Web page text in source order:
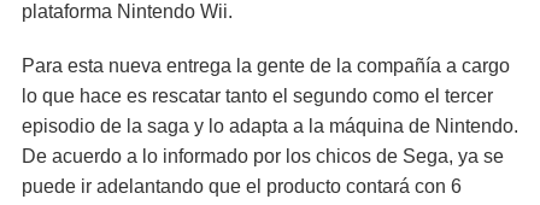
plataforma Nintendo Wii.
Para esta nueva entrega la gente de la compañía a cargo
lo que hace es rescatar tanto el segundo como el tercer
episodio de la saga y lo adapta a la máquina de Nintendo.
De acuerdo a lo informado por los chicos de Sega, ya se
puede ir adelantando que el producto contará con 6